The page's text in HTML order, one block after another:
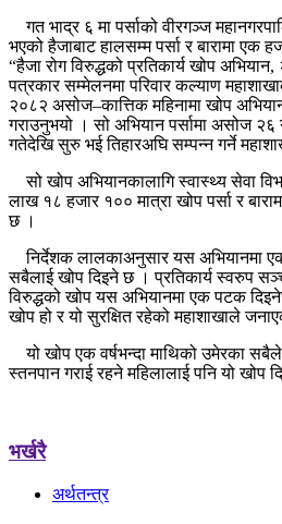
गत भाद्र ६ मा पर्साको वीरगञ्ज
भएको हैजाबाट हालसम्म पर्सा र बारामा एक
“हैजा रोग विरुद्धको प्रतिकार्य खोप
पत्रकार सम्मेलनमा परिवार कल्याण
२०८२ असोज–कात्तिक महिनामा खोप
गराउनुभयो । सो अभियान पर्सामा असोज
गतेदेखि सुरु भई तिहारअघि सम्पन्न गर्ने
सो खोप अभियानकालागि स्वास्थ्य सेवा
लाख १८ हजार १०० मात्रा खोप पर्सा र
छ ।
निर्देशक लालकाअनुसार यस अभियानमा एक
सबैलाई खोप दिइने छ । प्रतिकार्य स्वरुप
विरुद्धको खोप यस अभियानमा एक पटक
खोप हो र यो सुरक्षित रहेको महाशाखाले
यो खोप एक वर्षभन्दा माथिको उमेरका सबैले
स्तनपान गराई रहने महिलालाई पनि यो खोप
भर्खरै
अर्थतन्त्र